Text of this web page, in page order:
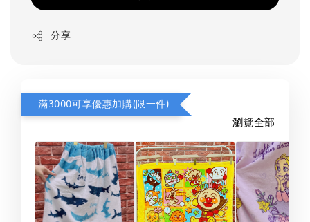
分享
滿3000可享優惠加購(限一件)
瀏覽全部